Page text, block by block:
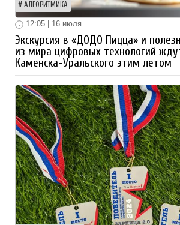
АЛГОРИТМИКА
12:05 | 16 июля
Экскурсия в «ДОДО Пицца» и
из мира цифровых технологий
Каменска-Уральского этим летом